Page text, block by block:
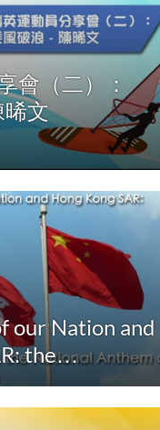
會（二）：
文
our Nation and
the…